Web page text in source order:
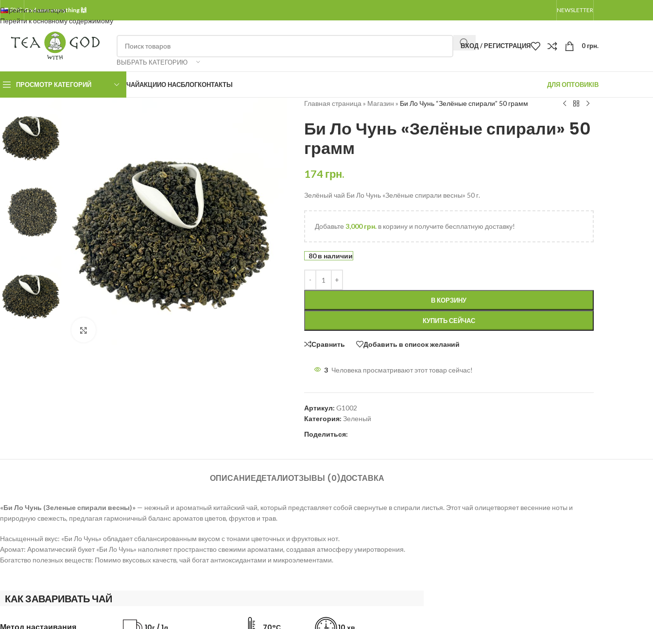
Перейти к навигации
Перейти к основному содержимому
РУС.God sees everything 🙌 NEWSLETTER
ВЫБРАТЬ КАТЕГОРИЮ
ВХОД / РЕГИСТРАЦИЯ 0 грн.
ПРОСМОТР КАТЕГОРИЙ ЧАЙАКЦИИО НАСБЛОГКОНТАКТЫ ДЛЯ ОПТОВИКІВ
Главная страница » Магазин » Би Ло Чунь “Зелёные спирали” 50 грамм
Би Ло Чунь «Зелёные спирали» 50
грамм
174грн.
Зелёный чай Би Ло Чунь «Зелёные спирали весны» 50 г.
Добавьте 3,000грн.в корзину и получите бесплатную доставку!
80 в наличии
В КОРЗИНУ
КУПИТЬ СЕЙЧАС
Сравнить Добавить в список желаний
3 Человека просматривают этот товар сейчас!
Артикул: G1002
Категория: Зеленый
Поделиться:
ОПИСАНИЕДЕТАЛИОТЗЫВЫ (0)ДОСТАВКА
«Би Ло Чунь (Зеленые спирали весны)» — нежный и ароматный китайский чай, который представляет собой свернутые в спирали листья. Этот чай олицетворяет весенние ноты и
природную свежесть, предлагая гармоничный баланс ароматов цветов, фруктов и трав.
Насыщенный вкус: «Би Ло Чунь» обладает сбалансированным вкусом с тонами цветочных и фруктовых нот.
Аромат: Ароматический букет «Би Ло Чунь» наполняет пространство свежими ароматами, создавая атмосферу умиротворения.
Богатство полезных веществ: Помимо вкусовых качеств, чай богат антиоксидантами и микроэлементами.
КАК ЗАВАРИВАТЬ ЧАЙ